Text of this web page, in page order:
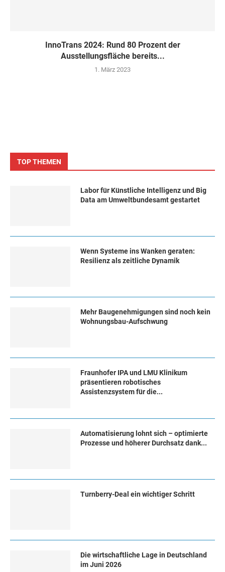
InnoTrans 2024: Rund 80 Prozent der
Ausstellungsfläche bereits...
1. März 2023
TOP THEMEN
Labor für Künstliche Intelligenz und Big
Data am Umweltbundesamt gestartet
Wenn Systeme ins Wanken geraten:
Resilienz als zeitliche Dynamik
Mehr Baugenehmigungen sind noch kein
Wohnungsbau-Aufschwung
Fraunhofer IPA und LMU Klinikum
präsentieren robotisches
Assistenzsystem für die...
Automatisierung lohnt sich – optimierte
Prozesse und höherer Durchsatz dank...
Turn­ber­ry-Deal ein wich­ti­ger Schritt
Die wirtschaftliche Lage in Deutschland
im Juni 2026